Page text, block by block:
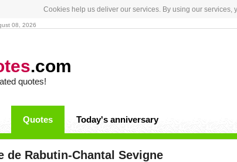
Cookies help us deliver our services. By using our services,
08, 2026
.com
quotes!
Quotes Today's anniversary
de Rabutin-Chantal Sevigne